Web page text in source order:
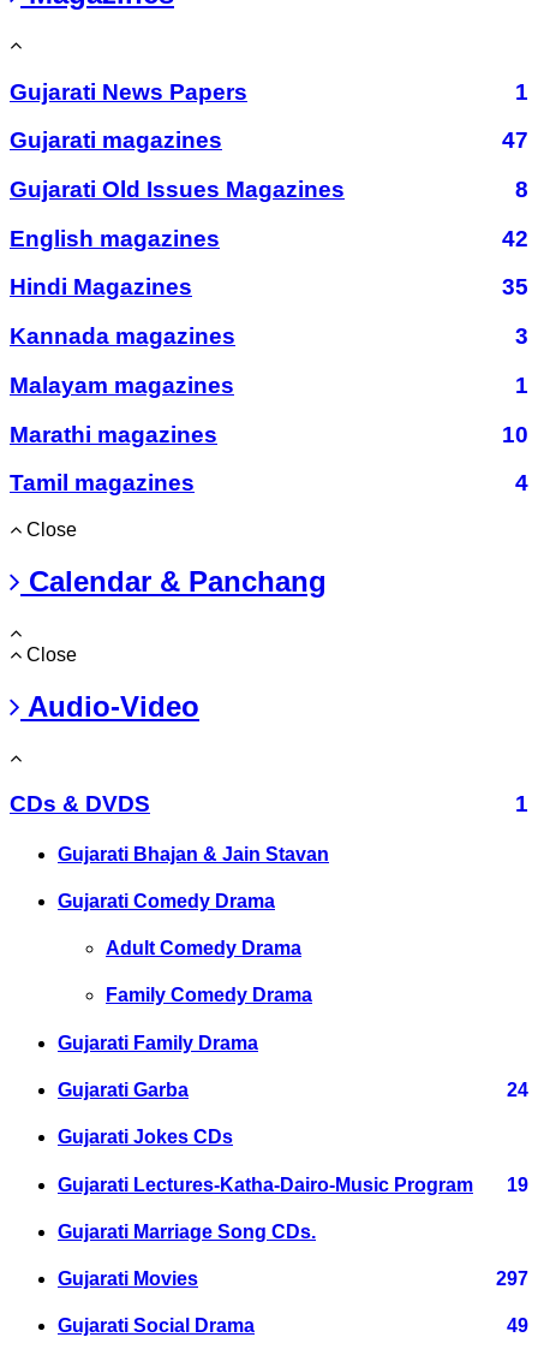
Gujarati News Papers
1
Gujarati magazines
47
Gujarati Old Issues Magazines
8
English magazines
42
Hindi Magazines
35
Kannada magazines
3
Malayam magazines
1
Marathi magazines
10
Tamil magazines
4
Close
Calendar & Panchang
Close
Audio-Video
CDs & DVDS 1
Gujarati Bhajan & Jain Stavan
Gujarati Comedy Drama
Adult Comedy Drama
Family Comedy Drama
Gujarati Family Drama
Gujarati Garba 24
Gujarati Jokes CDs
Gujarati Lectures-Katha-Dairo-Music Program 19
Gujarati Marriage Song CDs.
Gujarati Movies 297
Gujarati Social Drama 49